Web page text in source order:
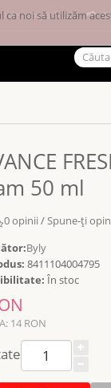
de cumpărături
50 ml
0 opinii /Spune-ţi
Byly
8411104004795
În stoc
14 RON
noi să utilizăm